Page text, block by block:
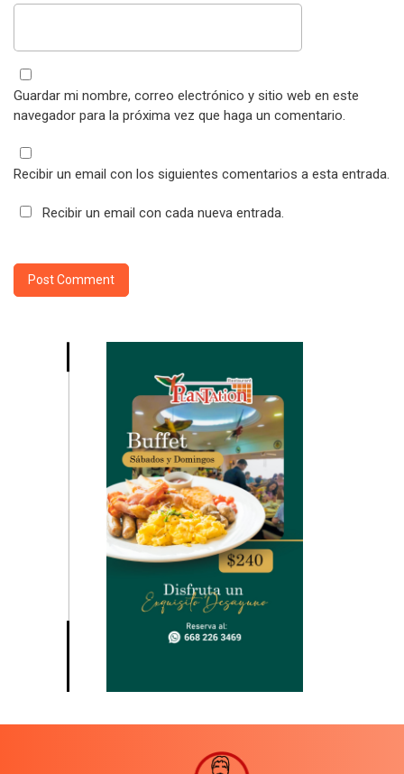
Guardar mi nombre, correo electrónico y sitio web en este
navegador para la próxima vez que haga un comentario.
Recibir un email con los siguientes comentarios a esta entrada.
Recibir un email con cada nueva entrada.